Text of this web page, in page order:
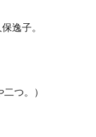
逸子。
つ。）